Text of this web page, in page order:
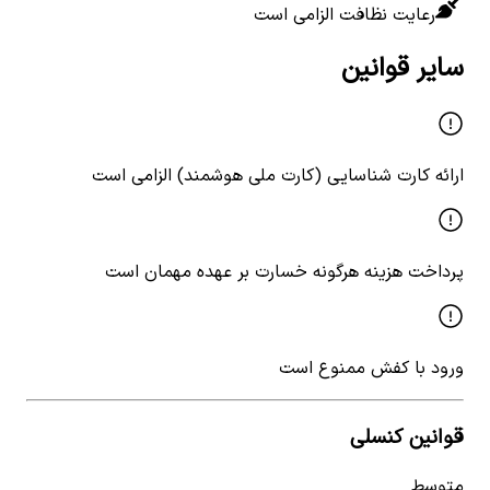
رعایت نظافت الزامی است
سایر قوانین
ارائه کارت شناسایی (کارت ملی هوشمند) الزامی است
پرداخت هزینه هرگونه خسارت بر عهده مهمان است
ورود با کفش ممنوع است
قوانین کنسلی